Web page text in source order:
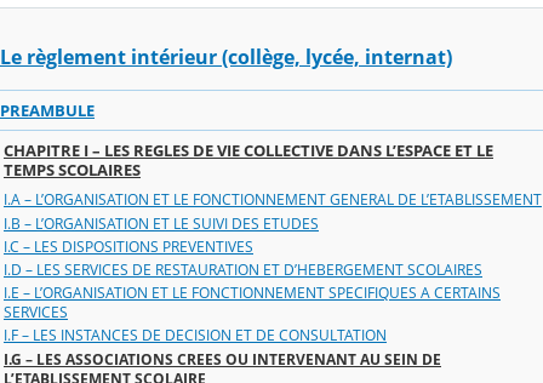
Le règlement intérieur (collège, lycée, internat)
PREAMBULE
CHAPITRE I – LES REGLES DE VIE COLLECTIVE DANS L’ESPACE ET LE
TEMPS SCOLAIRES
I.A – L’ORGANISATION ET LE FONCTIONNEMENT GENERAL DE L’ETABLISSEMENT
I.B – L’ORGANISATION ET LE SUIVI DES ETUDES
I.C – LES DISPOSITIONS PREVENTIVES
I.D – LES SERVICES DE RESTAURATION ET D’HEBERGEMENT SCOLAIRES
I.E – L’ORGANISATION ET LE FONCTIONNEMENT SPECIFIQUES A CERTAINS
SERVICES
I.F – LES INSTANCES DE DECISION ET DE CONSULTATION
I.G – LES ASSOCIATIONS CREES OU INTERVENANT AU SEIN DE
L’ETABLISSEMENT SCOLAIRE